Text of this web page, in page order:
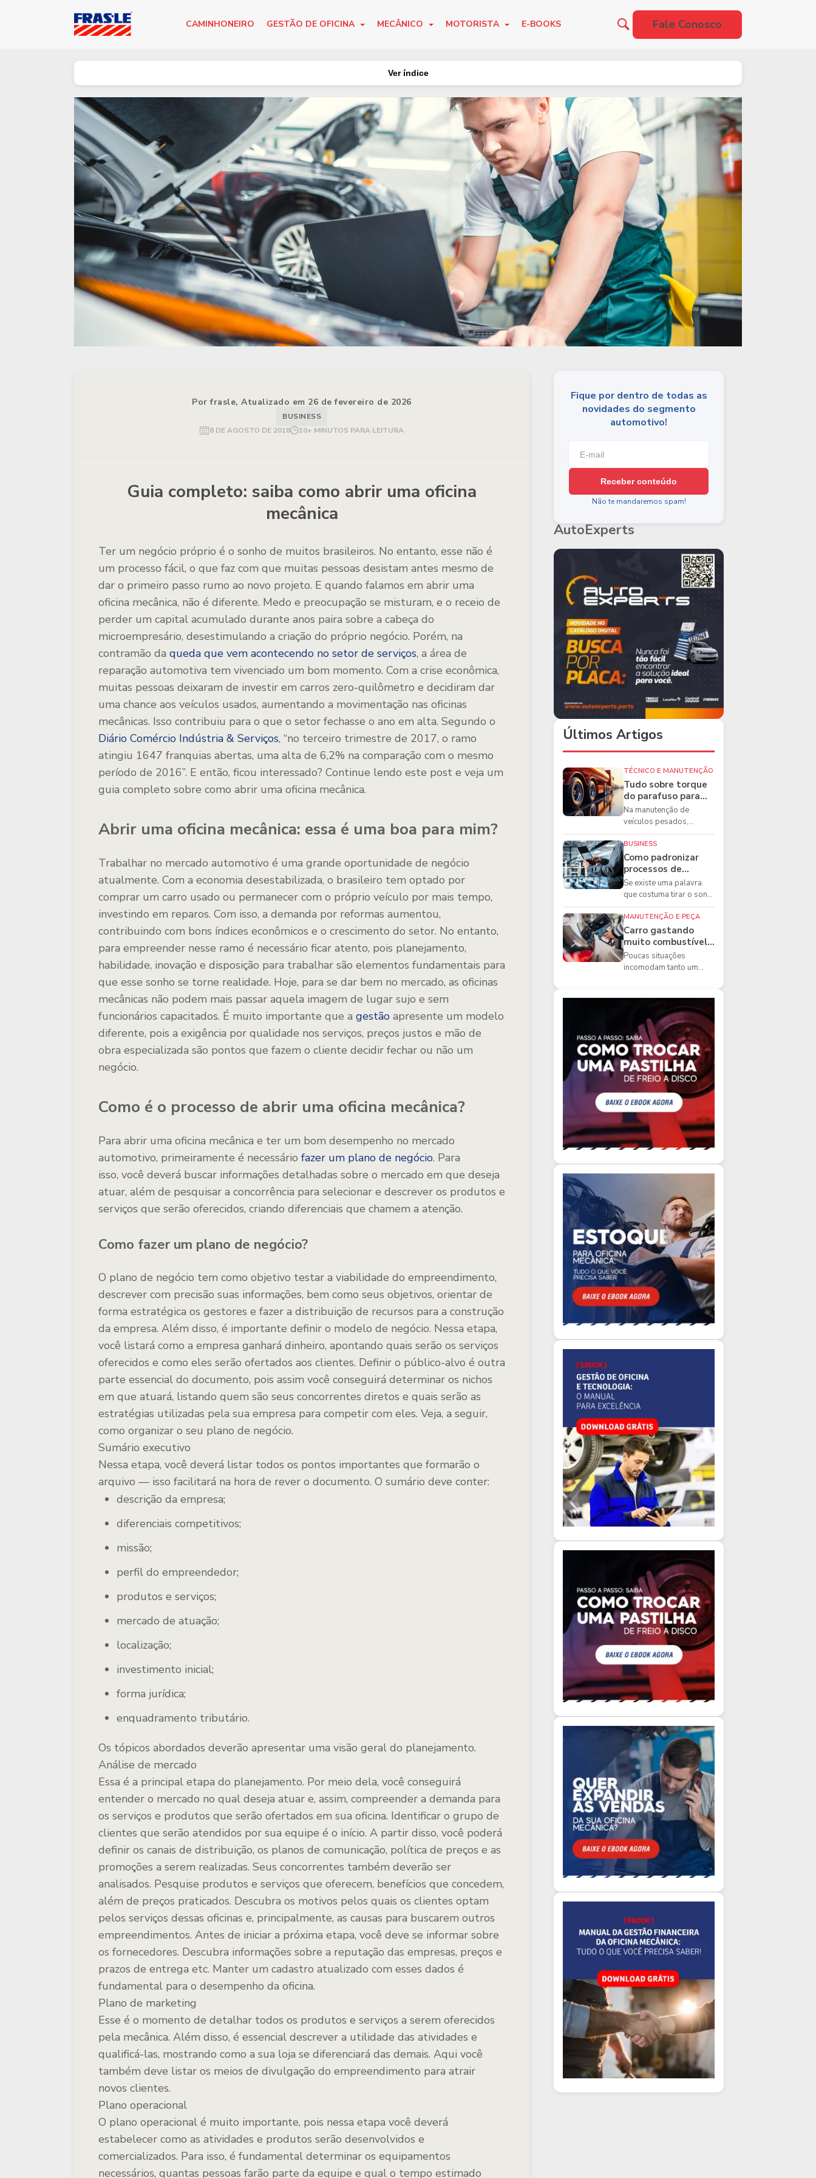
CAMINHONEIRO GESTÃO DE OFICINA MECÂNICO MOTORISTA E-BOOKS Fale Conosco
Ver índice
Por frasle, Atualizado em 26 de fevereiro de 2026
BUSINESS
8 DE AGOSTO DE 2018
10+ MINUTOS PARA LEITURA
Guia completo: saiba como abrir uma oficina
mecânica
Ter um negócio próprio é o sonho de muitos brasileiros. No entanto, esse não é
um processo fácil, o que faz com que muitas pessoas desistam antes mesmo de
dar o primeiro passo rumo ao novo projeto. E quando falamos em abrir uma
oficina mecânica, não é diferente. Medo e preocupação se misturam, e o receio de
perder um capital acumulado durante anos paira sobre a cabeça do
microempresário, desestimulando a criação do próprio negócio. Porém, na
contramão da queda que vem acontecendo no setor de serviços, a área de
reparação automotiva tem vivenciado um bom momento. Com a crise econômica,
muitas pessoas deixaram de investir em carros zero-quilômetro e decidiram dar
uma chance aos veículos usados, aumentando a movimentação nas oficinas
mecânicas. Isso contribuiu para o que o setor fechasse o ano em alta. Segundo o
Diário Comércio Indústria & Serviços, “no terceiro trimestre de 2017, o ramo
atingiu 1647 franquias abertas, uma alta de 6,2% na comparação com o mesmo
período de 2016”. E então, ficou interessado? Continue lendo este post e veja um
guia completo sobre como abrir uma oficina mecânica.
Abrir uma oficina mecânica: essa é uma boa para mim?
Trabalhar no mercado automotivo é uma grande oportunidade de negócio
atualmente. Com a economia desestabilizada, o brasileiro tem optado por
comprar um carro usado ou permanecer com o próprio veículo por mais tempo,
investindo em reparos. Com isso, a demanda por reformas aumentou,
contribuindo com bons índices econômicos e o crescimento do setor. No entanto,
para empreender nesse ramo é necessário ficar atento, pois planejamento,
habilidade, inovação e disposição para trabalhar são elementos fundamentais para
que esse sonho se torne realidade. Hoje, para se dar bem no mercado, as oficinas
mecânicas não podem mais passar aquela imagem de lugar sujo e sem
funcionários capacitados. É muito importante que a gestão apresente um modelo
diferente, pois a exigência por qualidade nos serviços, preços justos e mão de
obra especializada são pontos que fazem o cliente decidir fechar ou não um
negócio.
Como é o processo de abrir uma oficina mecânica?
Para abrir uma oficina mecânica e ter um bom desempenho no mercado
automotivo, primeiramente é necessário fazer um plano de negócio. Para
isso, você deverá buscar informações detalhadas sobre o mercado em que deseja
atuar, além de pesquisar a concorrência para selecionar e descrever os produtos e
serviços que serão oferecidos, criando diferenciais que chamem a atenção.
Como fazer um plano de negócio?
O plano de negócio tem como objetivo testar a viabilidade do empreendimento,
descrever com precisão suas informações, bem como seus objetivos, orientar de
forma estratégica os gestores e fazer a distribuição de recursos para a construção
da empresa. Além disso, é importante definir o modelo de negócio. Nessa etapa,
você listará como a empresa ganhará dinheiro, apontando quais serão os serviços
oferecidos e como eles serão ofertados aos clientes. Definir o público-alvo é outra
parte essencial do documento, pois assim você conseguirá determinar os nichos
em que atuará, listando quem são seus concorrentes diretos e quais serão as
estratégias utilizadas pela sua empresa para competir com eles. Veja, a seguir,
como organizar o seu plano de negócio.
Sumário executivo
Nessa etapa, você deverá listar todos os pontos importantes que formarão o
arquivo — isso facilitará na hora de rever o documento. O sumário deve conter:
descrição da empresa;
diferenciais competitivos;
missão;
perfil do empreendedor;
produtos e serviços;
mercado de atuação;
localização;
investimento inicial;
forma jurídica;
enquadramento tributário.
Os tópicos abordados deverão apresentar uma visão geral do planejamento.
Análise de mercado
Essa é a principal etapa do planejamento. Por meio dela, você conseguirá
entender o mercado no qual deseja atuar e, assim, compreender a demanda para
os serviços e produtos que serão ofertados em sua oficina. Identificar o grupo de
clientes que serão atendidos por sua equipe é o início. A partir disso, você poderá
definir os canais de distribuição, os planos de comunicação, política de preços e as
promoções a serem realizadas. Seus concorrentes também deverão ser
analisados. Pesquise produtos e serviços que oferecem, benefícios que concedem,
além de preços praticados. Descubra os motivos pelos quais os clientes optam
pelos serviços dessas oficinas e, principalmente, as causas para buscarem outros
empreendimentos. Antes de iniciar a próxima etapa, você deve se informar sobre
os fornecedores. Descubra informações sobre a reputação das empresas, preços e
prazos de entrega etc. Manter um cadastro atualizado com esses dados é
fundamental para o desempenho da oficina.
Plano de marketing
Esse é o momento de detalhar todos os produtos e serviços a serem oferecidos
pela mecânica. Além disso, é essencial descrever a utilidade das atividades e
qualificá-las, mostrando como a sua loja se diferenciará das demais. Aqui você
também deve listar os meios de divulgação do empreendimento para atrair
novos clientes.
Plano operacional
O plano operacional é muito importante, pois nessa etapa você deverá
estabelecer como as atividades e produtos serão desenvolvidos e
comercializados. Para isso, é fundamental determinar os equipamentos
necessários, quantas pessoas farão parte da equipe e qual o tempo estimado
Fique por dentro de todas as
novidades do segmento
automotivo!
Receber conteúdo
Não te mandaremos spam!
AutoExperts
Últimos Artigos
TÉCNICO E MANUTENÇÃO
Tudo sobre torque
do parafuso para
caminhões e as
boas práticas que
todo mecânico
precisa conhecer
Na manutenção de
veículos pesados,
existem ferramentas que
fazem diferença direta na
segurança e na ...
BUSINESS
Como padronizar
processos de
manutenção de
frota na oficina
Se existe uma palavra
que costuma tirar o sono
dos gestores de
manutenção, ela é a
imprevisibilidade...
MANUTENÇÃO E PEÇA
Carro gastando
muito combustível:
5 motivos que
podem aumentar o
Poucas situações
incomodam tanto um
acabando mais r...